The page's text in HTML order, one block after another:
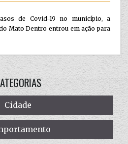
de Covid-19 no município, a
Mato Dentro entrou em ação para
Cidade